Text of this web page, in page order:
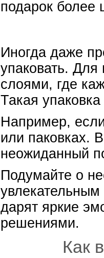
подарок
Иногда даже
упаковать. Для
слоями, где
Такая
Например,
или паковках.
неожиданный
Подумайте о
дарят яркие
решениями.
Как